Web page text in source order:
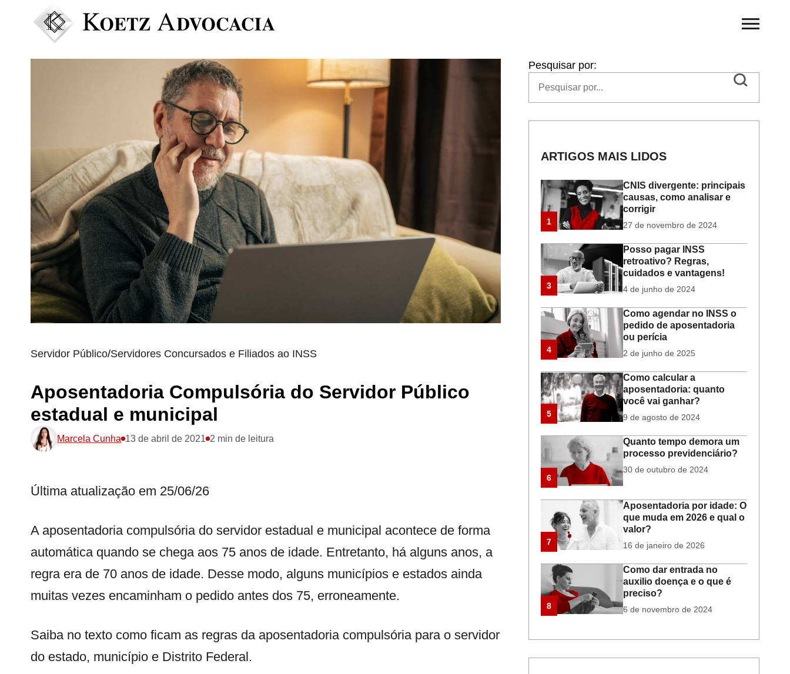
Servidor Público/Servidores Concursados e Filiados ao INSS
Aposentadoria Compulsória do Servidor Público
estadual e municipal
Marcela Cunha 13 de abril de 2021 2 min de leitura
Última atualização em 25/06/26
A aposentadoria compulsória do servidor estadual e municipal acontece de forma
automática quando se chega aos 75 anos de idade. Entretanto, há alguns anos, a
regra era de 70 anos de idade. Desse modo, alguns municípios e estados ainda
muitas vezes encaminham o pedido antes dos 75, erroneamente.
Saiba no texto como ficam as regras da aposentadoria compulsória para o servidor
do estado, município e Distrito Federal.
Pesquisar por:
ARTIGOS MAIS LIDOS
1
CNIS divergente: principais
causas, como analisar e
corrigir
27 de novembro de 2024
3
Posso pagar INSS
retroativo? Regras,
cuidados e vantagens!
4 de junho de 2024
4
Como agendar no INSS o
pedido de aposentadoria
ou perícia
2 de junho de 2025
5
Como calcular a
aposentadoria: quanto
você vai ganhar?
9 de agosto de 2024
6
Quanto tempo demora um
processo previdenciário?
30 de outubro de 2024
7
Aposentadoria por idade: O
que muda em 2026 e qual o
valor?
16 de janeiro de 2026
8
Como dar entrada no
auxilio doença e o que é
preciso?
6 de novembro de 2024